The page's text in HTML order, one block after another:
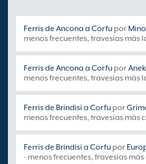
Ferris de Ancona a Corfu por
menos frecuentes, travesías más
Ferris de Ancona a Corfu por
menos frecuentes, travesías más
Ferris de Brindisi a Corfu por
menos frecuentes, travesías más
Ferris de Brindisi a Corfu por
- menos frecuentes, travesías